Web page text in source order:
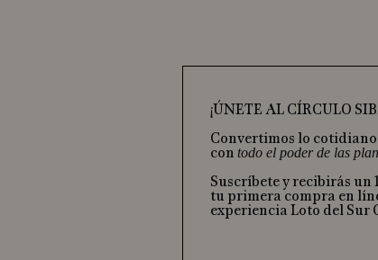
¡ÚNETE AL CÍRCULO
Convertimos lo
con todo el poder de las
Suscríbete y recibirás un
tu primera compra en
experiencia Loto del Sur